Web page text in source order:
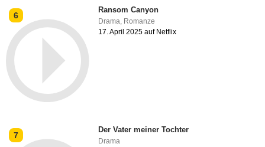
6
Ransom Canyon
Drama Romanze
17. April 2025 auf Netflix
7
Der Vater meiner Tochter
Drama